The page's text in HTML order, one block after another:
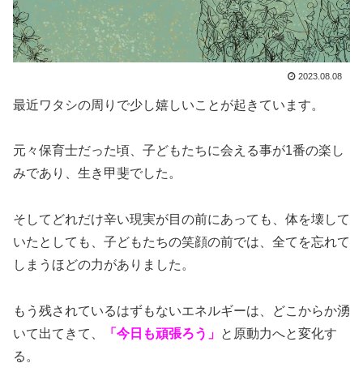
2023.08.08
最近ワタシの周りで少し嬉しいことが起きています。
元々保育士だった頃、子どもたちに会える事が1番の楽し
みであり、生き甲斐でした。
そしてどれだけ辛い現実が目の前にあっても、体を壊して
いたとしても、子どもたちの笑顔の前では、全てを忘れて
しまうほどの力がありました。
もう残されているはずもないエネルギーは、どこからか湧
いて出てきて、
「今日も頑張ろう」 と原動力へと変化す
る。